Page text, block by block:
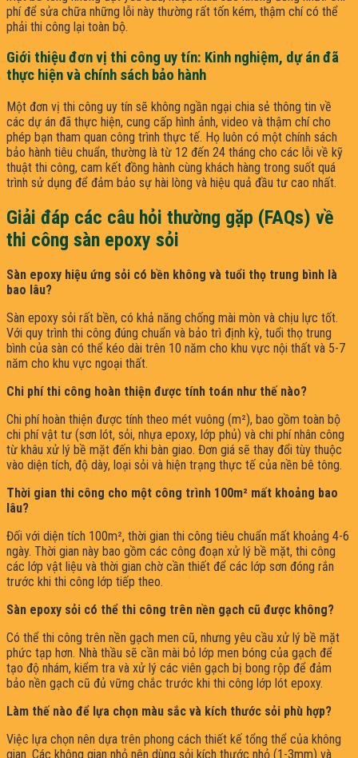
phí để sửa chữa những lỗi này thường rất tốn kém, thậm chí có thể
phải thi công lại toàn bộ.
Giới thiệu đơn vị thi công uy tín: Kinh nghiệm, dự án đã
thực hiện và chính sách bảo hành
Một đơn vị thi công uy tín sẽ không ngần ngại chia sẻ thông tin về
các dự án đã thực hiện, cung cấp hình ảnh, video và thậm chí cho
phép bạn tham quan công trình thực tế. Họ luôn có một chính sách
bảo hành tiêu chuẩn, thường là từ 12 đến 24 tháng cho các lỗi về kỹ
thuật thi công, cam kết đồng hành cùng khách hàng trong suốt quá
trình sử dụng để đảm bảo sự hài lòng và hiệu quả đầu tư cao nhất.
Giải đáp các câu hỏi thường gặp (FAQs) về
thi công sàn epoxy sỏi
Sàn epoxy hiệu ứng sỏi có bền không và tuổi thọ trung bình là
bao lâu?
Sàn epoxy sỏi rất bền, có khả năng chống mài mòn và chịu lực tốt.
Với quy trình thi công đúng chuẩn và bảo trì định kỳ, tuổi thọ trung
bình của sàn có thể kéo dài trên 10 năm cho khu vực nội thất và 5-7
năm cho khu vực ngoại thất.
Chi phí thi công hoàn thiện được tính toán như thế nào?
Chi phí hoàn thiện được tính theo mét vuông (m²), bao gồm toàn bộ
chi phí vật tư (sơn lót, sỏi, nhựa epoxy, lớp phủ) và chi phí nhân công
từ khâu xử lý bề mặt đến khi bàn giao. Đơn giá sẽ thay đổi tùy thuộc
vào diện tích, độ dày, loại sỏi và hiện trạng thực tế của nền bê tông.
Thời gian thi công cho một công trình 100m² mất khoảng bao
lâu?
Đối với diện tích 100m², thời gian thi công tiêu chuẩn mất khoảng 4-6
ngày. Thời gian này bao gồm các công đoạn xử lý bề mặt, thi công
các lớp vật liệu và thời gian chờ cần thiết để các lớp sơn đóng rắn
trước khi thi công lớp tiếp theo.
Sàn epoxy sỏi có thể thi công trên nền gạch cũ được không?
Có thể thi công trên nền gạch men cũ, nhưng yêu cầu xử lý bề mặt
phức tạp hơn. Nhà thầu sẽ cần mài bỏ lớp men bóng của gạch để
tạo độ nhám, kiểm tra và xử lý các viên gạch bị bong rộp để đảm
bảo nền gạch cũ đủ vững chắc trước khi thi công lớp lót epoxy.
Làm thế nào để lựa chọn màu sắc và kích thước sỏi phù hợp?
Việc lựa chọn nên dựa trên phong cách thiết kế tổng thể của không
gian. Các không gian nhỏ nên dùng sỏi kích thước nhỏ (1-3mm) và